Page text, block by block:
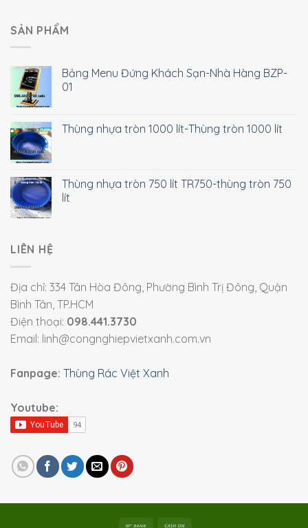
SẢN PHẨM
Bảng Menu Đứng Khách Sạn-Nhà Hàng BZP-
01
Thùng nhựa tròn 1000 lít-Thùng tròn 1000 lít
Thùng nhựa tròn 750 lít TR750-thùng tròn 750
lít
LIÊN HỆ
Địa chỉ: 334 Tân Hòa Đông, Phường Bình Trị Đông, Quận
Bình Tân, TP.HCM
Điện thoại: 098.441.3730
Email: linh@congnghiepvietxanh.com.vn
Fanpage: Thùng Rác Việt Xanh
Youtube: